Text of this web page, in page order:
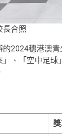
長合照
穗港澳青
、「空中足